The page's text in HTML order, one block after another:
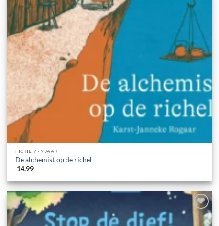
FICTIE 7 - 9 JAAR
De alchemist op de richel
14.99